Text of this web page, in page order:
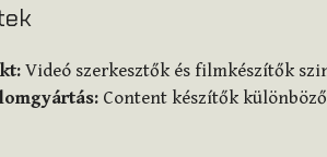
Videó szerkesztők és filmkészítők
Content készítők